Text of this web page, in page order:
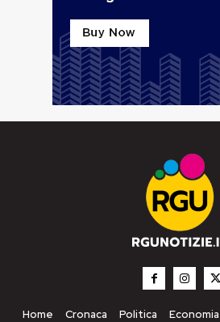
Home Cronaca Politica Economia